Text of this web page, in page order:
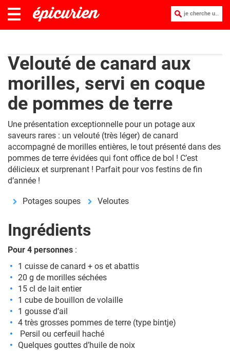
je cherche une recette :
Velouté de canard aux
morilles, servi en coque
de pommes de terre
Une présentation exceptionnelle pour un potage aux
saveurs rares : un velouté (très léger) de canard
accompagné de morilles entières, le tout présenté dans des
pommes de terre évidées qui font office de bol ! C’est
délicieux et surprenant ! Parfait pour vos festins de fin
d’année !
Potages soupes Veloutes
Ingrédients
Pour 4 personnes :
1 cuisse de canard + os et abattis
20 g de morilles séchées
15 cl de lait entier
1 cube de bouillon de volaille
1 gousse d’ail
4 très grosses pommes de terre (type bintje)
Persil ou cerfeuil haché
Quelques gouttes d’huile de noix